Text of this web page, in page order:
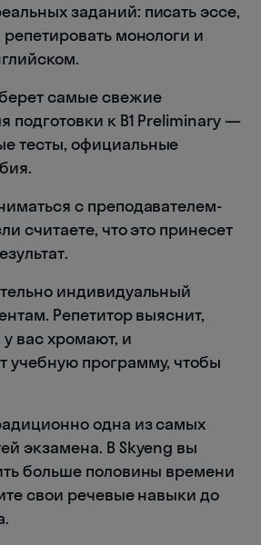
заданий: писать эссе,
монологи и
самые свежие
подготовки к B1 Preliminary —
тесты, официальные
с преподавателем-
считаете, что это принесет
индивидуальный
Репетитор выяснит,
вас хромают, и
учебную программу, чтобы
одна из самых
экзамена. В Skyeng вы
больше половины времени
свои речевые навыки до